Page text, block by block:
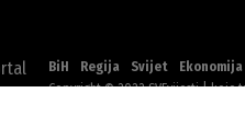
BiH Regija Svijet Ekonomija
Copyright © 2022 SVEvijesti | koje